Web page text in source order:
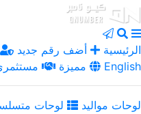
الرئيسية أضف رقم جديد
مميزة
English
لوحات مواليد لوحات